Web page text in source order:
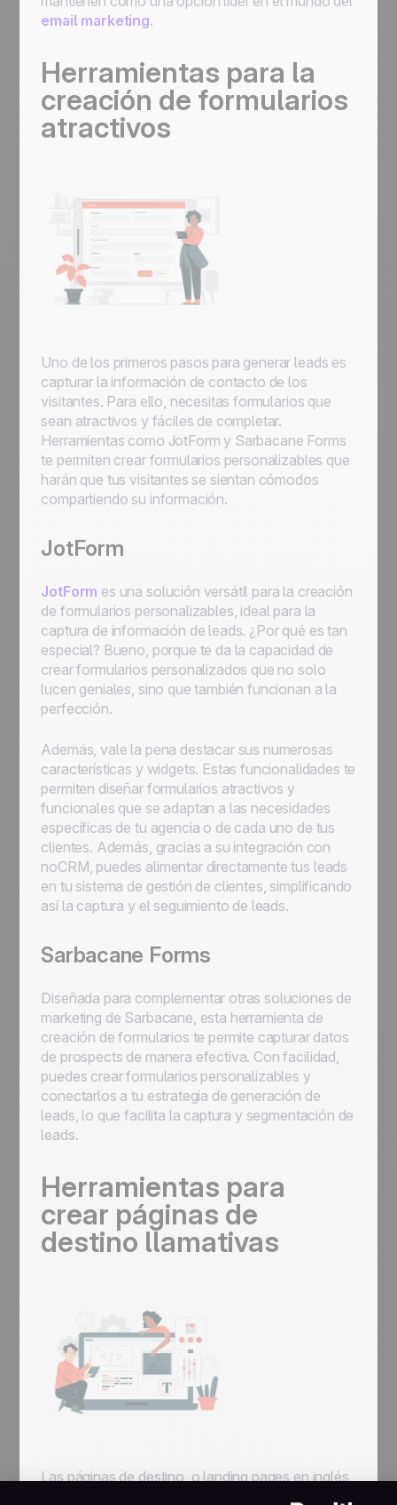
email marketing.
Herramientas para la
creación de formularios
atractivos
Uno de los primeros pasos para generar leads es
capturar la información de contacto de los
visitantes. Para ello, necesitas formularios que
sean atractivos y fáciles de completar.
Herramientas como JotForm y Sarbacane Forms
te permiten crear formularios personalizables que
harán que tus visitantes se sientan cómodos
compartiendo su información.
JotForm
JotForm es una solución versátil para la creación
de formularios personalizables, ideal para la
captura de información de leads. ¿Por qué es tan
especial? Bueno, porque te da la capacidad de
crear formularios personalizados que no solo
lucen geniales, sino que también funcionan a la
perfección.
Además, vale la pena destacar sus numerosas
características y widgets. Estas funcionalidades te
permiten diseñar formularios atractivos y
funcionales que se adaptan a las necesidades
específicas de tu agencia o de cada uno de tus
clientes. Además, gracias a su integración con
noCRM, puedes alimentar directamente tus leads
en tu sistema de gestión de clientes, simplificando
así la captura y el seguimiento de leads.
Sarbacane Forms
Diseñada para complementar otras soluciones de
marketing de Sarbacane, esta herramienta de
creación de formularios te permite capturar datos
de prospects de manera efectiva. Con facilidad,
puedes crear formularios personalizables y
conectarlos a tu estrategia de generación de
leads, lo que facilita la captura y segmentación de
leads.
Herramientas para
crear páginas de
destino llamativas
Las páginas de destino, o landing pages en inglés,